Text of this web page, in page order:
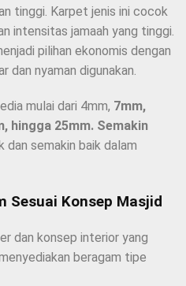
tinggi. Karpet jenis ini cocok
intensitas jamaah yang tinggi.
pilihan ekonomis dengan
nyaman digunakan.
mulai dari 4mm, 7mm,
hingga 25mm. Semakin
dan semakin baik dalam
Sesuai Konsep Masjid
dan konsep interior yang
beragam tipe